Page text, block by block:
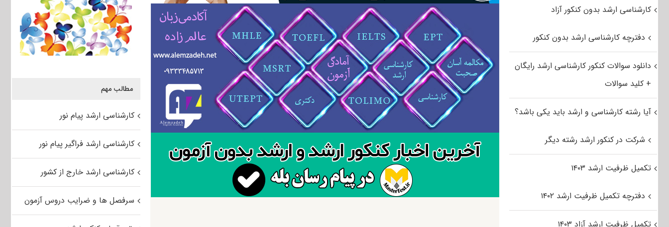
مطالب مهم
کارشناسی ارشد پیام نور
کارشناسی ارشد فراگیر پیام نور
کارشناسی ارشد خارج از کشور
سرفصل ها و ضرایب دروس آزمون
کارشناسی ارشد بدون کنکور آزاد
دفترچه کارشناسی ارشد بدون کنکور
دانلود سوالات کنکور کارشناسی ارشد رایگان
+ کلید سوالات
آیا رشته کارشناسی و ارشد باید یکی باشد؟
شرکت در کنکور ارشد رشته دیگر
تکمیل ظرفیت ارشد ۱۴۰۳
دفترچه تکمیل ظرفیت ارشد ۱۴۰۲
تکمیل ظرفیت ارشد آزاد ۱۴۰۳